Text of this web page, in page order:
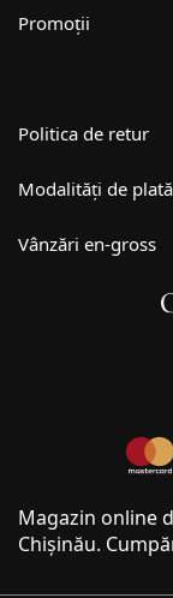
Promoții
Politica de retur
Modalități de plată
Vânzări en-gross
Magazin online
Chișinău.